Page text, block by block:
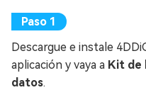
Descargue e instale
aplicación y vaya a Kit de
datos.